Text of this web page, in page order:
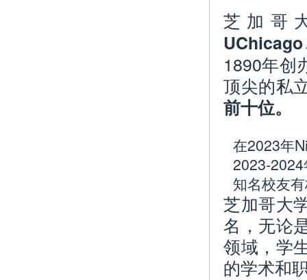
芝加哥
1890年创
顶尖的私
前十位。
在2023年
2023-
知名校友
芝加哥大
名，无论
领域，学
的学术和